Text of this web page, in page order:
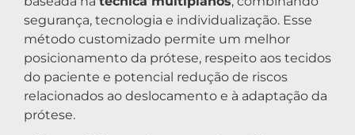
segurança, tecnologia e individualização. Esse
método customizado permite um melhor
posicionamento da prótese, respeito aos tecidos
do paciente e potencial redução de riscos
relacionados ao deslocamento e à adaptação da
prótese.